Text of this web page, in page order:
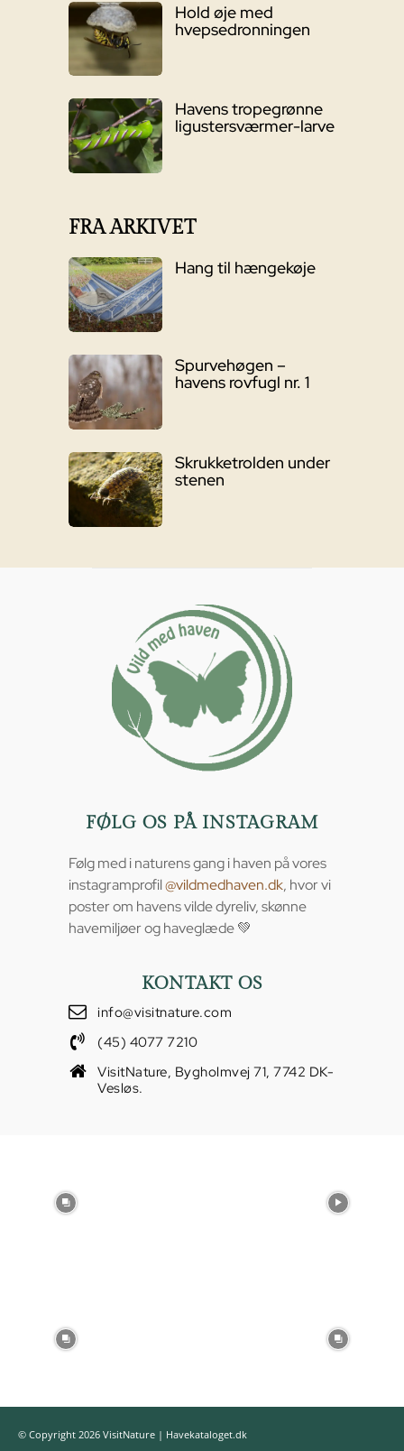
Hold øje med
hvepsedronningen
Havens tropegrønne
ligustersværmer-larve
FRA ARKIVET
Hang til hængekøje
Spurvehøgen –
havens rovfugl nr. 1
Skrukketrolden under
stenen
FØLG OS PÅ INSTAGRAM
Følg med i naturens gang i haven på vores
instagramprofil@vildmedhaven.dk, hvor vi
poster om havens vilde dyreliv, skønne
havemiljøer og haveglæde 💚
KONTAKT OS
info@visitnature.com
(45) 4077 7210
VisitNature, Bygholmvej 71, 7742 DK-
Vesløs.
© Copyright 2026 VisitNature | Havekataloget.dk